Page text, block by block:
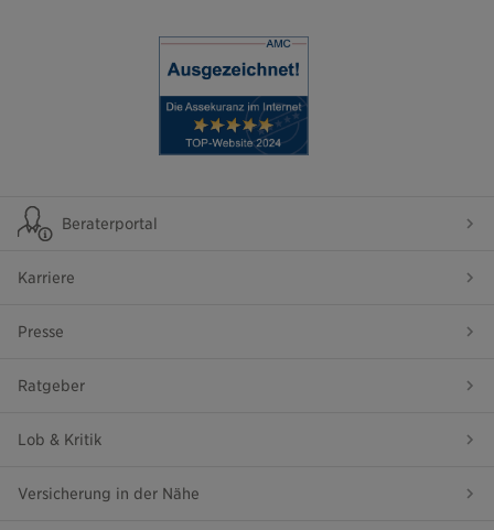
Beraterportal
Karriere
Presse
Ratgeber
Lob & Kritik
Versicherung in der Nähe